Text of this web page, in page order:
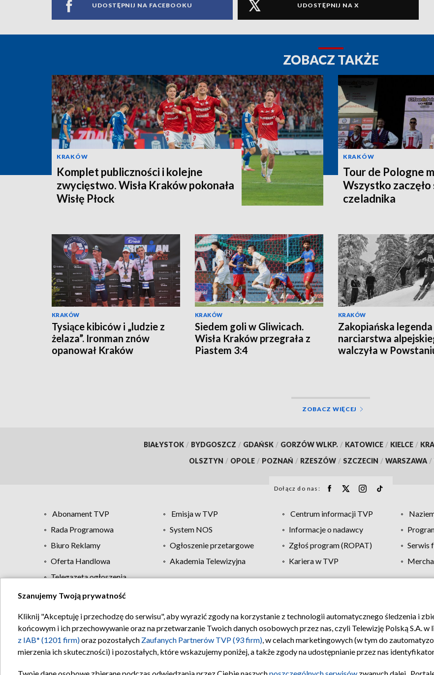
UDOSTĘPNIJ NA FACEBOOKU UDOSTĘPNIJ NA X
ZOBACZ TAKŻE
KRAKÓW
Komplet publiczności i kolejne
zwycięstwo. Wisła Kraków pokonała
Wisłę Płock
KRAKÓW
Tour de Pologne
Wszystko
czeladnika
KRAKÓW
Tysiące kibiców i „ludzie z
żelaza”. Ironman znów
opanował Kraków
KRAKÓW
Siedem goli w Gliwicach.
Wisła Kraków przegrała z
Piastem 3:4
KRAKÓW
Zakopiańska legenda
narciarstwa
walczyła w
ZOBACZ WIĘCEJ
BIAŁYSTOK / BYDGOSZCZ / GDAŃSK / GORZÓW WLKP. / KATOWICE / KIELCE /
OLSZTYN / OPOLE / POZNAŃ / RZESZÓW / SZCZECIN / WARSZAWA /
Dołącz do nas:
Abonament TVP Emisja w TVP Centrum informacji TVP
Rada Programowa
System NOS Informacje o nadawcy
Biuro Reklamy
Ogłoszenie przetargowe Zgłoś program (ROPAT)
Serwis
Oferta Handlowa
Akademia Telewizyjna Kariera w TVP
Telegazeta ogłoszenia
Regulamin TVP Polityka prywatności Moje zgody Pomoc Biuro
Szanujemy Twoją prywatność
Kliknij "Akceptuję i przechodzę do serwisu", aby wyrazić zgody na korzystanie z technologii automatycznego śledzenia i
końcowym i ich przechowywanie oraz na przetwarzanie Twoich danych osobowych przez nas, czyli Telewizję Polską S.A. w
z IAB* (1201 firm)oraz pozostałych Zaufanych Partnerów TVP (93 firm), w celach marketingowych (w tym do
mierzenia ich skuteczności) i pozostałych, które wskazujemy poniżej, a także zgody na udostępnianie przez nas